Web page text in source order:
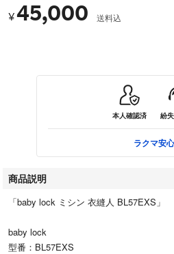
¥45,000 送料込
本人確認済 紛
ラクマ安
商品説明
「baby lock ミシン 衣縫人 BL57EXS」
baby lock
型番：BL57EXS